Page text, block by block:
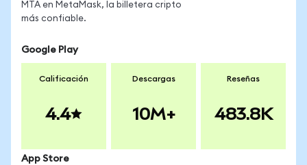
MTA en MetaMask, la billetera cripto
más confiable.
Google Play
Calificación
4.4
Descargas
10M+
Reseñas
483.8K
App Store